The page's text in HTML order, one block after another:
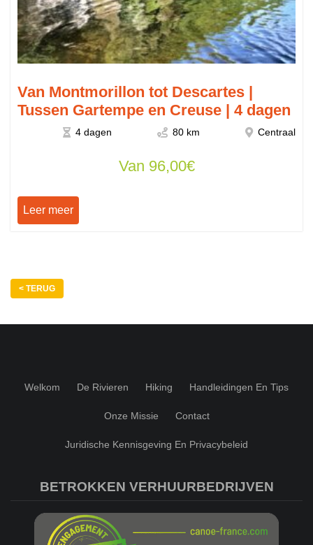
Van Montmorillon tot Descartes |
Tussen Gartempe en Creuse | 4 dagen
4 dagen 80 km Centraal
Van 96,00€
Leer meer
< TERUG
Welkom De Rivieren Hiking Handleidingen En Tips
Onze Missie Contact
Juridische Kennisgeving En Privacybeleid
BETROKKEN VERHUURBEDRIJVEN